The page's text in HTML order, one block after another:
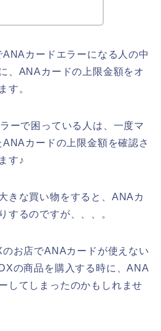
カードエラーになる人の中
、ANAカードの上限金額をオ
す。
ーで困っている人は、一度マ
カードの上限金額を確認さ
す♪
きな買い物をすると、ANAカ
するのですが、、、。
お店でANAカードが使えない
の商品を購入する時に、ANA
してしまったのかもしれませ